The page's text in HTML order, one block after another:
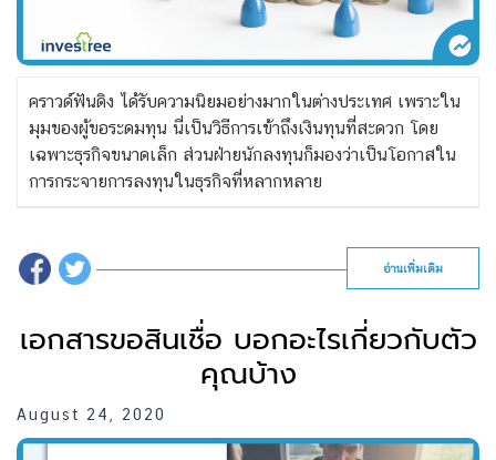
คราวด์ฟันดิง ได้รับความนิยมอย่างมากในต่างประเทศ เพราะใน
มุมของผู้ขอระดมทุน นี่เป็นวิธีการเข้าถึงเงินทุนที่สะดวก โดย
เฉพาะธุรกิจขนาดเล็ก ส่วนฝ่ายนักลงทุนก็มองว่าเป็นโอกาสใน
การกระจายการลงทุนในธุรกิจที่หลากหลาย
อ่านเพิ่มเติม
เอกสารขอสินเชื่อ บอกอะไรเกี่ยวกับตัว
คุณบ้าง
August 24, 2020